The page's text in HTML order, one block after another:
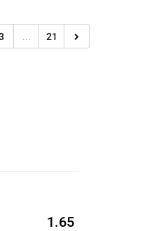
... 21
1.65